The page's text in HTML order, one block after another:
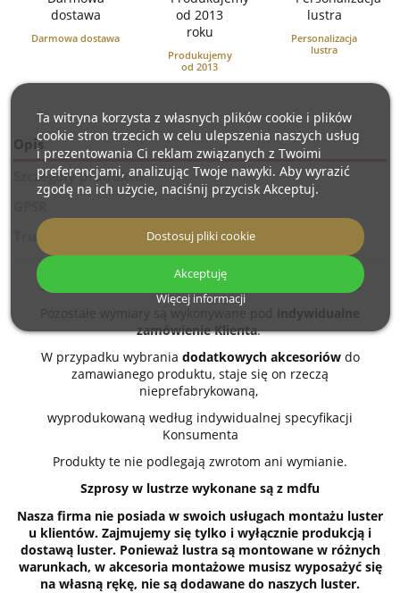
Darmowa dostawa
Produkujemy
od 2013
Personalizacja
lustra
Opis
Szczegóły produktu
Trusted Shops Reviews
Standardowe wymiary luster: 60x160, 70x170, 80x180
Pozostałe wymiary są wykonywane pod
indywidualne
zamówienie Klienta.
W przypadku wybrania dodatkowych akcesoriówdo
zamawianego produktu, staje się on rzeczą
nieprefabrykowaną,
wyprodukowaną według indywidualnej specyfikacji
Konsumenta
Produkty te nie podlegają zwrotom ani wymianie.
Szprosy w lustrze wykonane są z mdfu
Nasza firma nie posiada w swoich usługach montażu luster
u klientów. Zajmujemy się tylko i wyłącznie produkcją i
dostawą luster. Ponieważ lustra są montowane w różnych
warunkach, w akcesoria montażowe musisz wyposażyć się
na własną rękę, nie są dodawane do naszych luster.
Ta witryna korzysta z własnych plików cookie i plików
cookie stron trzecich w celu ulepszenia naszych usług
i prezentowania Ci reklam związanych z Twoimi
preferencjami, analizując Twoje nawyki. Aby wyrazić
zgodę na ich użycie, naciśnij przycisk Akceptuj.
Więcej informacji
Dostosuj pliki cookie
Akceptuję